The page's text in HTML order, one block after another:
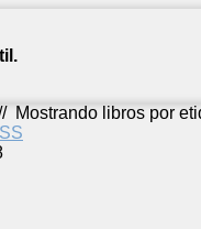
Mostrando libros por